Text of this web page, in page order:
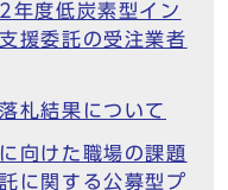
年度低炭素型イン
援委託の受注業者
札結果について
向けた職場の課題
に関する公募型プ